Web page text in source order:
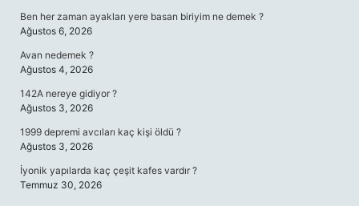
Ben her zaman ayakları yere basan biriyim ne demek ?
Ağustos 6, 2026
Avan nedemek ?
Ağustos 4, 2026
142A nereye gidiyor ?
Ağustos 3, 2026
1999 depremi avcıları kaç kişi öldü ?
Ağustos 3, 2026
İyonik yapılarda kaç çeşit kafes vardır ?
Temmuz 30, 2026